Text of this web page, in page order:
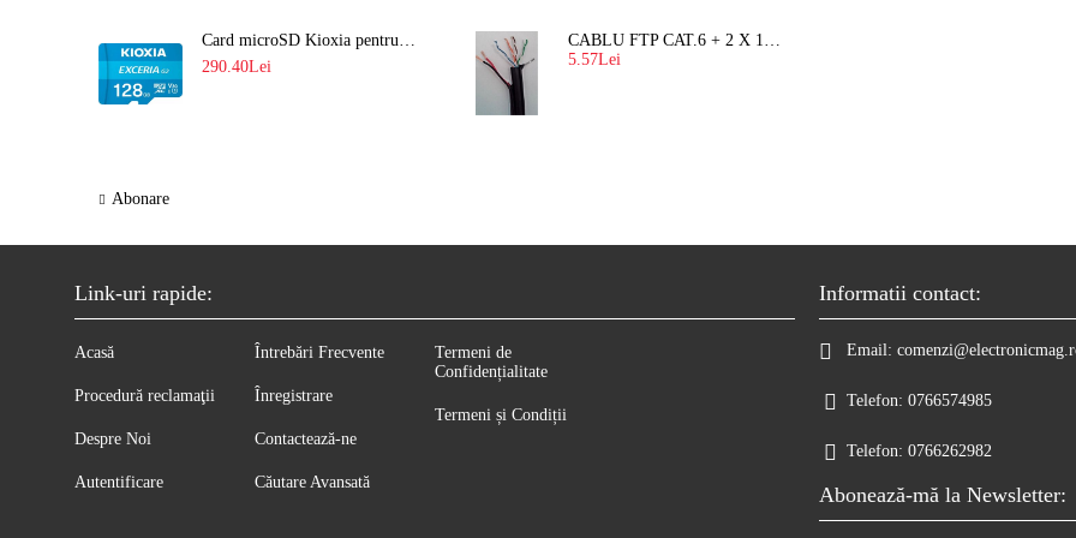
Card microSD Kioxia pentru CCTV cu capacitate memorie 128GB Ultra HD 4K LMEX2L128GG2
290.40Lei
Abonare
CABLU FTP CAT.6 + 2 X 1.5 MM2 ( LITAT ) CU SUFA
5.57Lei
Link-uri rapide:
Acasă
Procedură reclamaţii
Despre Noi
Autentificare
Întrebări Frecvente
Înregistrare
Contactează-ne
Căutare Avansată
Termeni de
Confidențialitate
Termeni și Condiții
Informatii contact:
Email:
Telefon: 0766574985
Telefon: 0766262982
Abonează-mă la Newsletter: